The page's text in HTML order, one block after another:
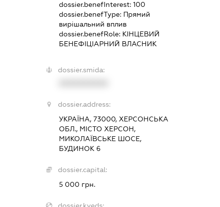
dossier.benefInterest: 100
dossier.benefType: Прямий
вирішальний вплив
dossier.benefRole: КІНЦЕВИЙ
БЕНЕФІЦІАРНИЙ ВЛАСНИК
dossier.smida:
dossier.address:
УКРАЇНА, 73000, ХЕРСОНСЬКА
ОБЛ., МІСТО ХЕРСОН,
МИКОЛАЇВСЬКЕ ШОСЕ,
БУДИНОК 6
dossier.capital:
5 000 грн.